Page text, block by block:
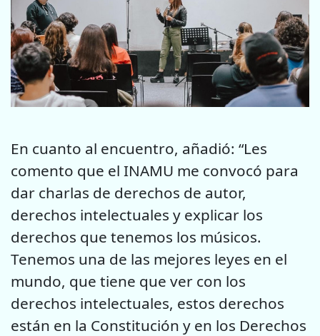
En cuanto al encuentro, añadió: “Les
comento que el INAMU me convocó para
dar charlas de derechos de autor,
derechos intelectuales y explicar los
derechos que tenemos los músicos.
Tenemos una de las mejores leyes en el
mundo, que tiene que ver con los
derechos intelectuales, estos derechos
están en la Constitución y en los Derechos